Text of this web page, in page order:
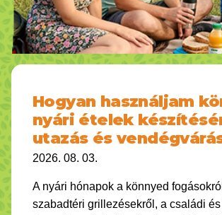
Hogyan használjam
nyári ételek
utazás és
2026. 08. 03.
A nyári hónapok a könnyed
szabadtéri grillezésekről, a családi